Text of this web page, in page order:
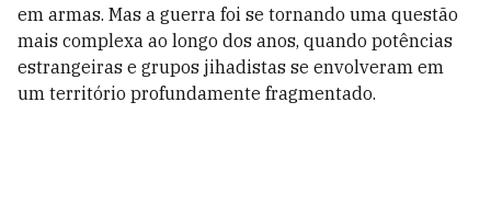
em armas. Mas a guerra foi se tornando uma questão
mais complexa ao longo dos anos, quando potências
estrangeiras e grupos jihadistas se envolveram em
um território profundamente fragmentado.